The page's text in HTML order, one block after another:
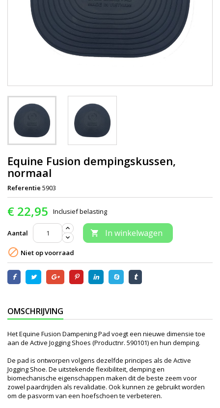
Equine Fusion dempingskussen,
normaal
Referentie 5903
€ 22,95 Inclusief belasting
Aantal  In winkelwagen
 Niet op voorraad
OMSCHRIJVING
Het Equine Fusion Dampening Pad voegt een nieuwe dimensie toe
aan de Active Jogging Shoes (Productnr. 590101) en hun demping.
De pad is ontworpen volgens dezelfde principes als de Active
Jogging Shoe. De uitstekende flexibiliteit, demping en
biomechanische eigenschappen maken dit de beste zeem voor
zowel paardrijden als revalidatie. Ook kunnen ze gebruikt worden
om de pasvorm van een hoefschoen te verbeteren.